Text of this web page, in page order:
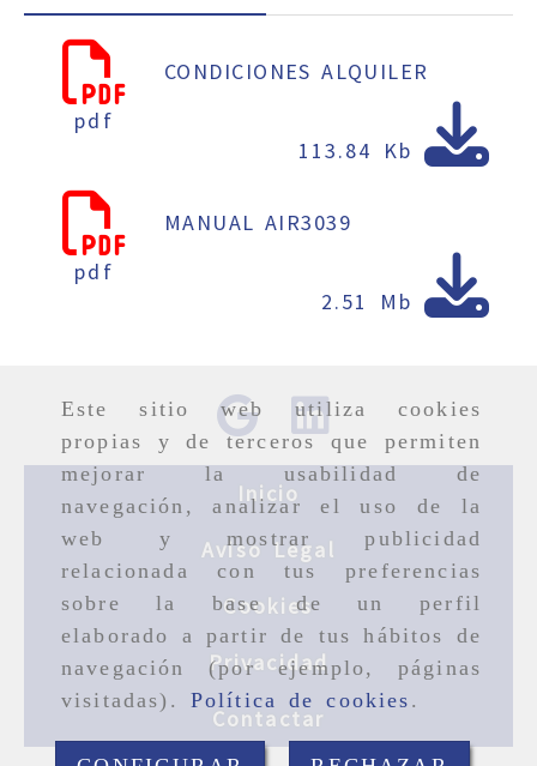
Este sitio web utiliza cookies
propias y de terceros que permiten
mejorar la usabilidad de
navegación, analizar el uso de la
web y mostrar publicidad
relacionada con tus preferencias
sobre la base de un perfil
elaborado a partir de tus hábitos de
navegación (por ejemplo, páginas
visitadas). Política de cookies .
pdf
CONDICIONES ALQUILER
113.84 Kb
pdf
MANUAL AIR3039
2.51 Mb
Inicio
Aviso Legal
Cookies
Privacidad
Contactar